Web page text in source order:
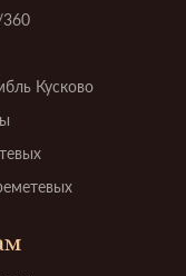
360
Кусково